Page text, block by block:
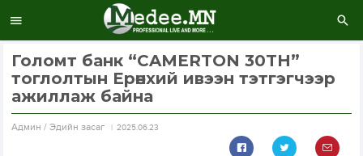
Голомт банк “CAMERTON 30TH”
тоглолтын Ерөнхий ивээн тэтгэгчээр
ажиллаж байна
Aдмин / Эдийн засаг 2025.06.23